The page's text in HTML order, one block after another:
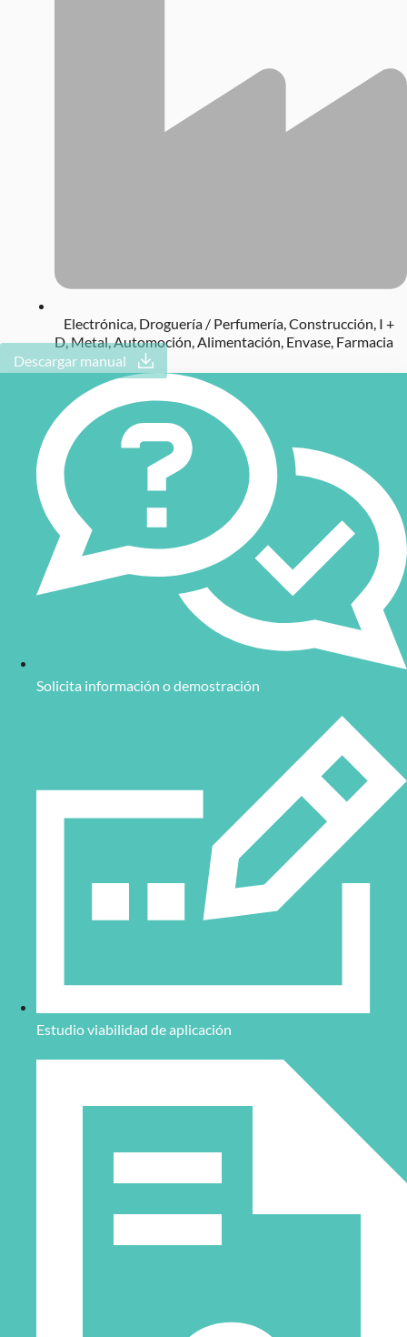
Electrónica Droguería / Perfumería Construcción I +
D,Metal,Automoción Alimentación Envase Farmacia
Descargar manual
Solicita información o demostración
Estudio viabilidad de aplicación